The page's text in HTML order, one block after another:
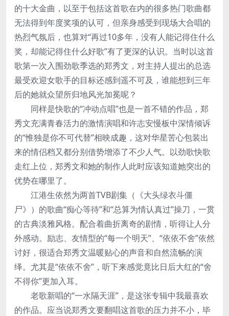
的十大金曲，以至于包括这首歌在内的很多热门歌曲都
无法得到年度奖项的认可，但亲身感受到现场大合唱的
热烈气氛后，也算对“再过10多年，没有人能记得住什么
奖，却能记得住什么好歌”有了更深的认识。当时以这首
歌第一次入围劲歌季选的郑秀文，对主持人提出的总选
最受欢迎女歌手的目标还感到遥不可及，谁能想到三年
后的她就众望所归地风光加冕呢？
同样是快歌的“冲动点唱”也是一首不错的作品，郑
秀文充满青春活力的激情演唱和许志安慢板中深情倾诉
的“惟独是你不可代替”相映成趣，这对华星苦心包装出
来的情侣档又都分别借势增添了不少人气。以劲歌快歌
走红上位，郑秀文和她的制作人此时应该知道她突出的
优势在哪里了。
江港生依然为两首TVB剧集（《大头绿衣斗僵
尸》）的歌曲“痴心等待”和“总算为情认真过”操刀，一贯
的古典淡雅风格。配合着曲折离奇的剧情，听得让人分
外感动。励志、友情型的“每一个明天”、“依依不舍”依然
讨好，很适合郑秀文温暖贴心的声音和自然流畅的演
绎。尤其是“依依不舍”，听下来感觉竟比日后大红的“舍
不得你”更加入耳。
老歌新唱的“一水隔天涯”，是这张专辑中我最喜欢
的作品。应当说郑秀文要翻唱这首歌的压力并不小，毕